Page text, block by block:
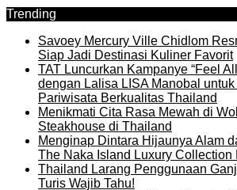
Trending
Savoey Mercury Ville Chidlom
Siap Jadi Destinasi Kuliner Favorit
TAT Luncurkan Kampanye “Feel
dengan Lalisa LISA Manobal
Pariwisata Berkualitas Thailand
Menikmati Cita Rasa Mewah di
Steakhouse di Thailand
Menginap Dintara Hijaunya Alam
The Naka Island Luxury Collection
Thailand Larang Penggunaan
Turis Wajib Tahu!